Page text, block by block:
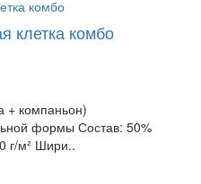
клетка комбо
+ компаньон)
формы Состав: 50%
г/м² Шири..